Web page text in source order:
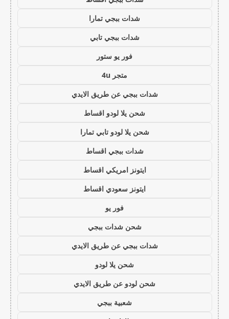
شدات ببجي تمارا
شدات ببجي تابي
فور يو ستور
متجر 4u
شدات ببجي عن طريق الايدي
شحن يلا لودو اقساط
شحن يلا لودو تابي تمارا
شدات ببجي اقساط
ايتونز امريكي اقساط
ايتونز سعودي اقساط
فور يو
شحن شدات ببجي
شدات ببجي عن طريق الايدي
شحن يلا لودو
شحن لودو عن طريق الايدي
شعبية ببجي